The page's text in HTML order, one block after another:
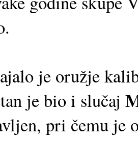
je oružje
je bio i slučaj
pri čemu je